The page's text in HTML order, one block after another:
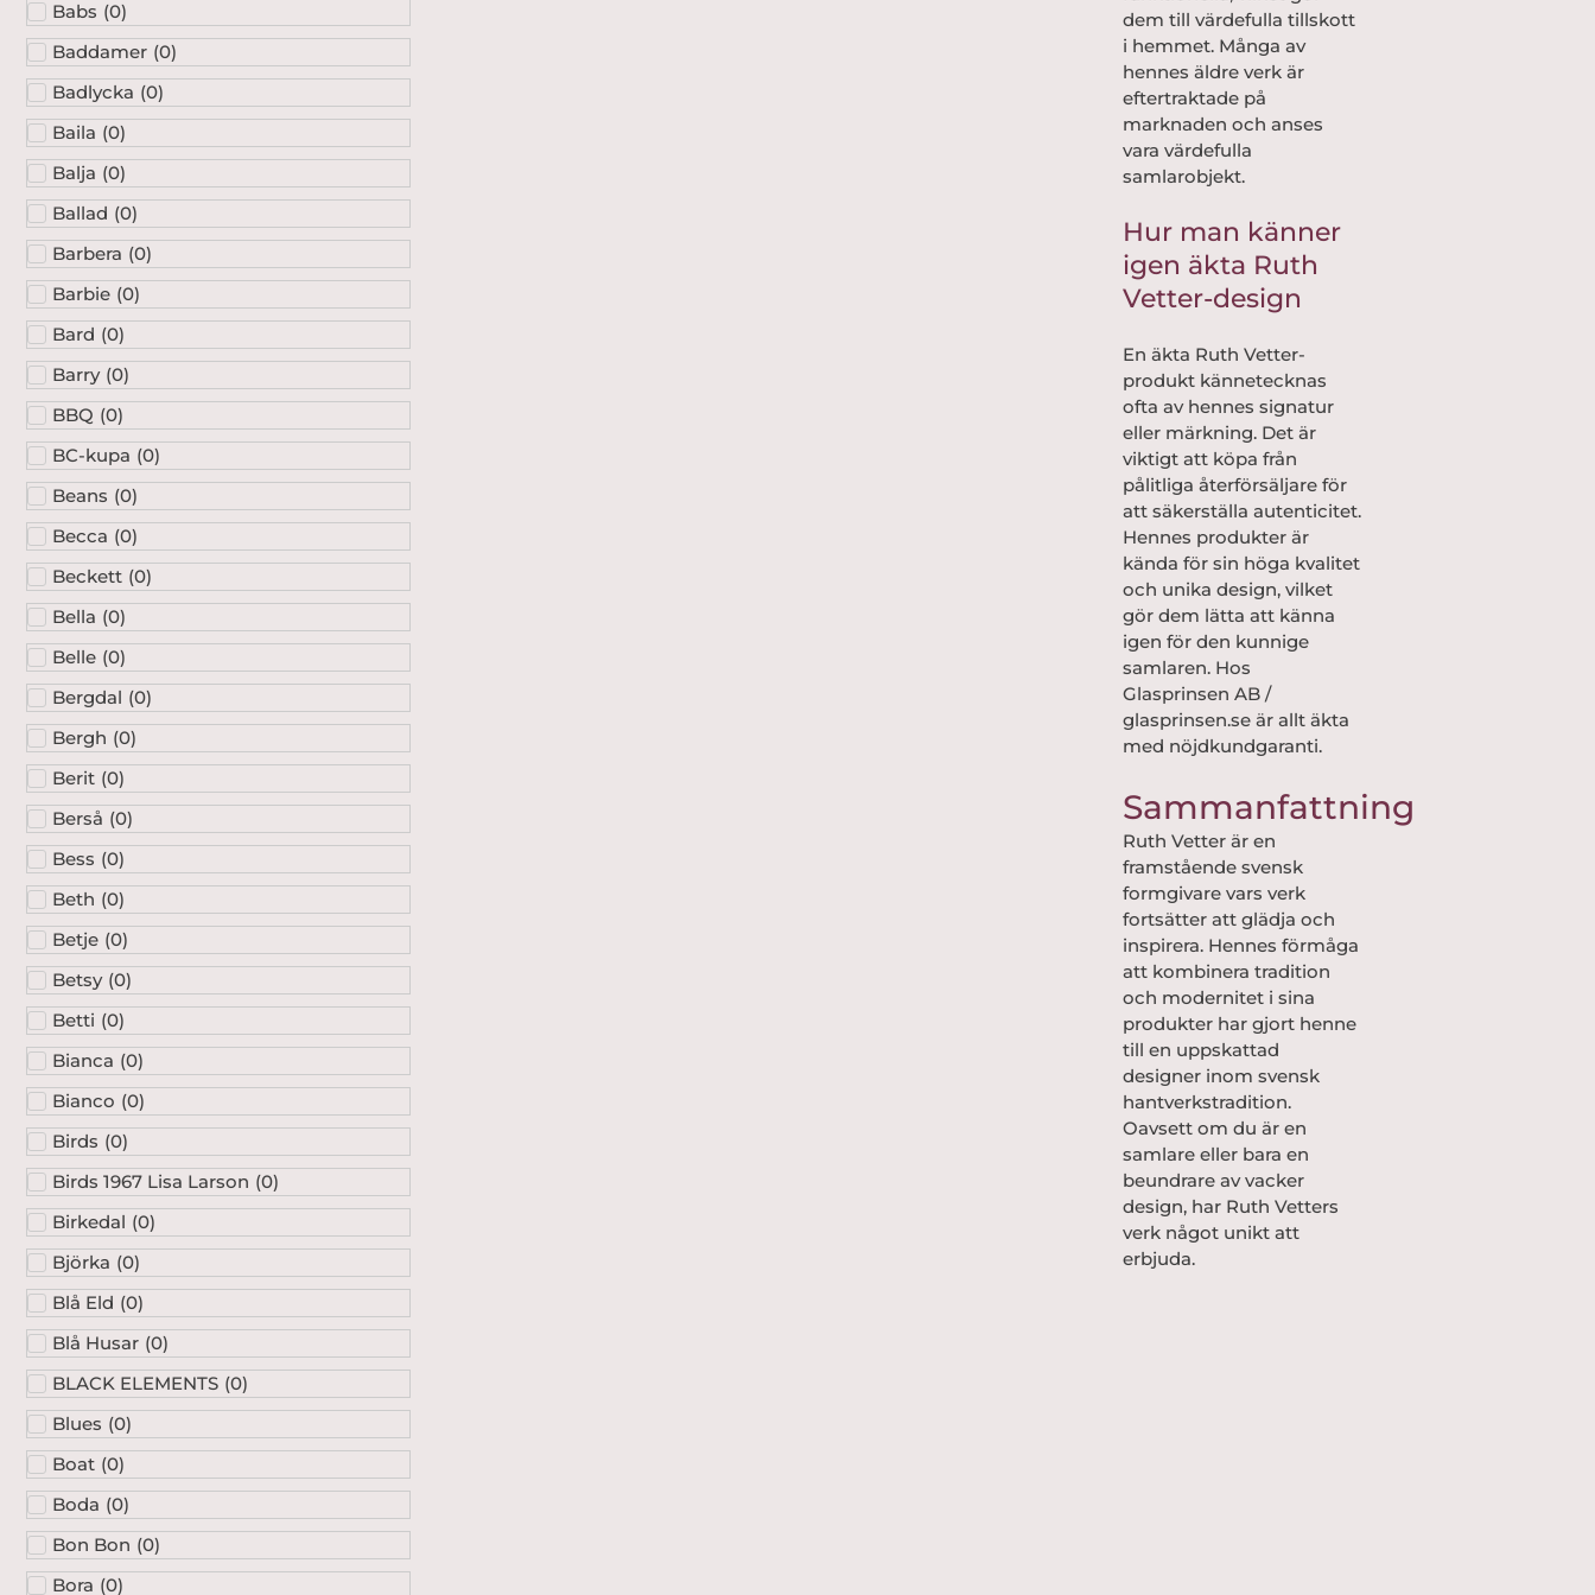
Babs (0)
Baddamer (0)
Badlycka (0)
Baila (0)
Balja (0)
Ballad (0)
Barbera (0)
Barbie (0)
Bard (0)
Barry (0)
BBQ (0)
BC-kupa (0)
Beans (0)
Becca (0)
Beckett (0)
Bella (0)
Belle (0)
Bergdal (0)
Bergh (0)
Berit (0)
Berså (0)
Bess (0)
Beth (0)
Betje (0)
Betsy (0)
Betti (0)
Bianca (0)
Bianco (0)
Birds (0)
Birds 1967 Lisa Larson (0)
Birkedal (0)
Björka (0)
Blå Eld (0)
Blå Husar (0)
BLACK ELEMENTS (0)
Blues (0)
Boat (0)
Boda (0)
Bon Bon (0)
Bora (0)
dem till värdefulla tillskott
i hemmet. Många av
hennes äldre verk är
eftertraktade på
marknaden och anses
vara värdefulla
samlarobjekt.
Hur man känner
igen äkta Ruth
Vetter-design
En äkta Ruth Vetter-
produkt kännetecknas
ofta av hennes signatur
eller märkning. Det är
viktigt att köpa från
pålitliga återförsäljare för
att säkerställa autenticitet.
Hennes produkter är
kända för sin höga kvalitet
och unika design, vilket
gör dem lätta att känna
igen för den kunnige
samlaren. Hos
Glasprinsen AB /
glasprinsen.se är allt äkta
med nöjdkundgaranti.
Sammanfattning
Ruth Vetter är en
framstående svensk
formgivare vars verk
fortsätter att glädja och
inspirera. Hennes förmåga
att kombinera tradition
och modernitet i sina
produkter har gjort henne
till en uppskattad
designer inom svensk
hantverkstradition.
Oavsett om du är en
samlare eller bara en
beundrare av vacker
design, har Ruth Vetters
verk något unikt att
erbjuda.